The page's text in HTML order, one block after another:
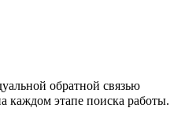
обратной связью
каждом этапе поиска работы.